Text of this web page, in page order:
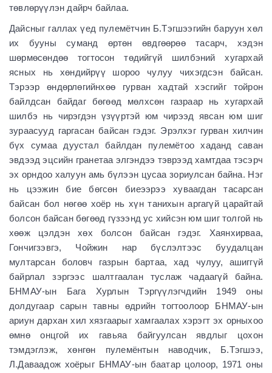
төвлөрүүлэн дайрч байлаа.
Дайсныг галлах үед пулемётчин Б.Тэгшээгийн баруун хөл
их бууны суманд өртөн өвдгөөрөө тасарч, хэдэн
шөрмөсөндөө тогтосон төдийгүй шилбэний хугархай
ясных нь хөндийрүү шороо чулуу чихэгдсэн байсан.
Тэрээр өндөрлөгийнхөө гурван хадтай хэсгийг тойрон
байлдсан байдаг бөгөөд мөлхсөн газраар нь хугархай
шилбэ нь чирэгдэн үзүүртэй юм чирээд явсан юм шиг
зураасууд гаргасан байсан гэдэг. Эрэлхэг гурван хилчин
бүх сумаа дуустал байлдан пулемётоо хаданд саван
эвдээд эцсийн гранетаа элгэндээ тэврээд хамтдаа тэсэрч
эх орндоо халуун амь бүлээн цусаа зориулсан байна. Нэг
нь цээжин бие бөгсөн биеээрээ хуваагдан тасарсан
байсан бол нөгөө хоёр нь хүн танихын аргагүй царайтай
болсон байсан бөгөөд гүзээнд ус хийсэн юм шиг толгой нь
хөөж цэлдэн хөх болсон байсан гэдэг. Хаянхирваа,
Гончигзэвгэ, Чойжин нар бүслэлтээс буудалцан
мултарсан боловч газрын бартаа, хад чулуу, ашиггүй
байрлал зэргээс шалтгаалан туслаж чадаагүй байна.
БНМАУ-ын Бага Хурлын Тэргүүлэгчдийн 1949 оны
долдугаар сарын тавны өдрийн тогтоолоор БНМАУ-ын
ариун дархан хил хязгаарыг хамгаалах хэрэгт эх орныхоо
өмнө онцгой их гавьяа байгуулсан явдлыг цохон
тэмдэглэж, хөнгөн пулемёнтын наводчик, Б.Тэгшээ,
Л.Даваадож хоёрыг БНМАУ-ын баатар цолоор, 1971 оны